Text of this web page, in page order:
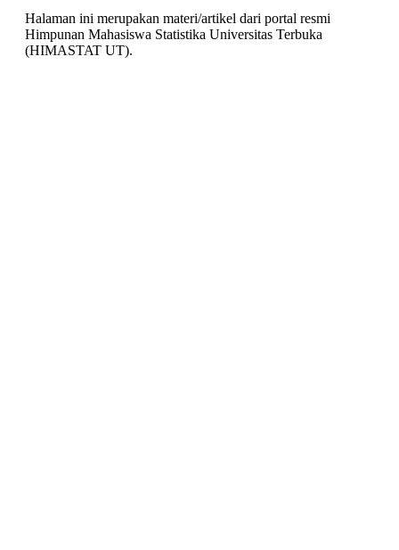
Halaman ini merupakan materi/artikel dari portal resmi
Himpunan Mahasiswa Statistika Universitas Terbuka
(HIMASTAT UT).